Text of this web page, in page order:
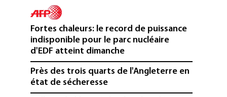
Fortes chaleurs: le record de puissance
indisponible pour le parc nucléaire
d'EDF atteint dimanche
Près des trois quarts de l'Angleterre en
état de sécheresse